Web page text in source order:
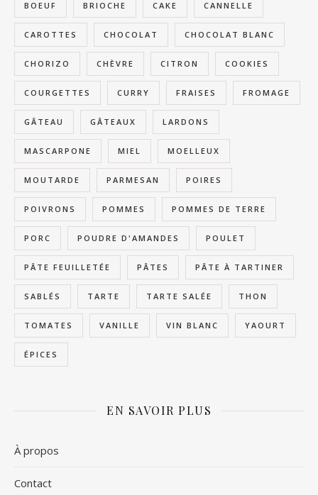
BOEUF BRIOCHE CAKE CANNELLE
CAROTTES CHOCOLAT CHOCOLAT BLANC
CHORIZO CHÈVRE CITRON COOKIES
COURGETTES CURRY FRAISES FROMAGE
GÂTEAU GÂTEAUX LARDONS
MASCARPONE MIEL MOELLEUX
MOUTARDE PARMESAN POIRES
POIVRONS POMMES POMMES DE TERRE
PORC POUDRE D'AMANDES POULET
PÂTE FEUILLETÉE PÂTES PÂTE À TARTINER
SABLÉS TARTE TARTE SALÉE THON
TOMATES VANILLE VIN BLANC YAOURT
ÉPICES
EN SAVOIR PLUS
À propos
Contact